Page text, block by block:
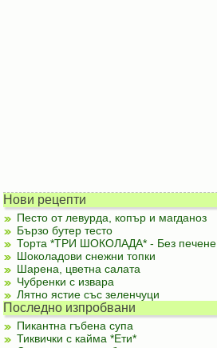
Нови рецепти
Песто от левурда, копър и магданоз
Бързо бутер тесто
Торта *ТРИ ШОКОЛАДА* - Без печене
Шоколадови снежни топки
Шарена, цветна салата
Чубренки с извара
Лятно ястие със зеленчуци
Последно изпробвани
Пикантна гъбена супа
Тиквички с кайма *Ети*